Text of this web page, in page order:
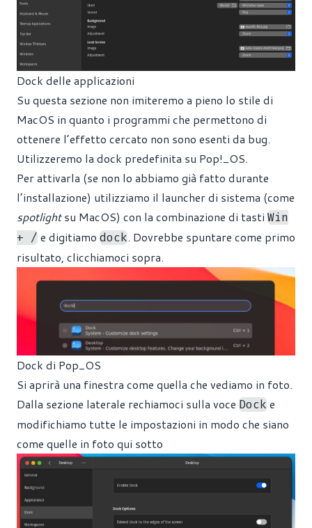
Dock delle applicazioni
Su questa sezione non imiteremo a pieno lo stile di
MacOS in quanto i programmi che permettono di
ottenere l’effetto cercato non sono esenti da bug.
Utilizzeremo la dock predefinita su Pop!_OS.
Per attivarla (se non lo abbiamo già fatto durante
l’installazione) utilizziamo il launcher di sistema (come
spotlightsu MacOS) con la combinazione di tasti Win
+ / e digitiamo dock. Dovrebbe spuntare come primo
risultato, clicchiamoci sopra.
Dock di Pop_OS
Si aprirà una finestra come quella che vediamo in foto.
Dalla sezione laterale rechiamoci sulla voce Dock e
modifichiamo tutte le impostazioni in modo che siano
come quelle in foto qui sotto